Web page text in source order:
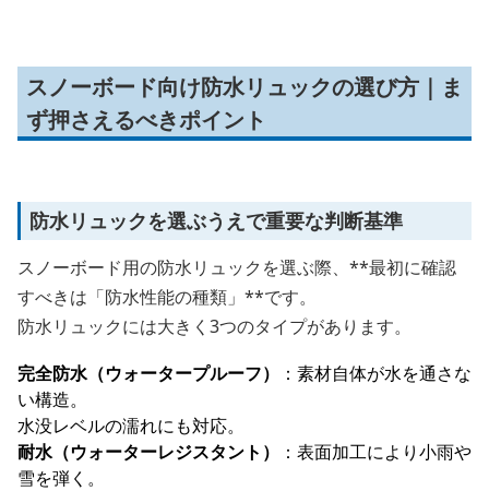
スノーボード向け防水リュックの選び方｜ま
ず押さえるべきポイント
防水リュックを選ぶうえで重要な判断基準
スノーボード用の防水リュックを選ぶ際、**最初に確認
すべきは「防水性能の種類」**です。
防水リュックには大きく3つのタイプがあります。
完全防水（ウォータープルーフ）
：素材自体が水を通さな
い構造。
水没レベルの濡れにも対応。
耐水（ウォーターレジスタント）
：表面加工により小雨や
雪を弾く。